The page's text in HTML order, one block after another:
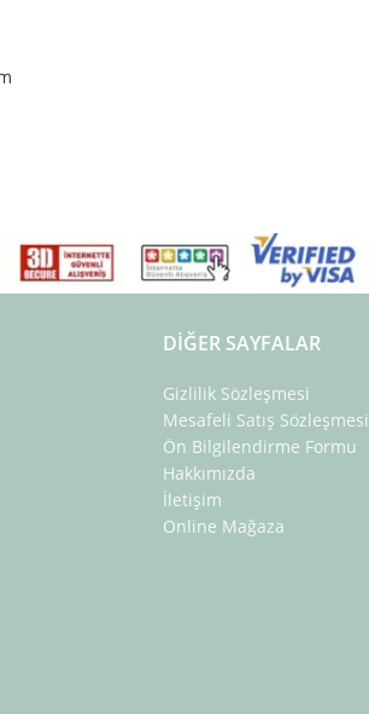
DIĞER SAYFALAR
Gizlilik Sözleşmesi
Mesafeli Satış Sözleşmesi
Ön Bilgilendirme Formu
Hakkımızda
İletişim
Online Mağaza